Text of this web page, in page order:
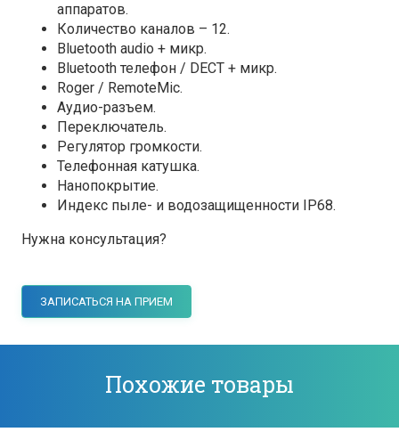
аппаратов.
Количество каналов – 12.
Bluetooth audio + микр.
Bluetooth телефон / DECT + микр.
Roger / RemoteMic.
Аудио-разъем.
Переключатель.
Регулятор громкости.
Телефонная катушка.
Нанопокрытие.
Индекс пыле- и водозащищенности IP68.
Нужна консультация?
ЗАПИСАТЬСЯ НА ПРИЕМ
Похожие товары